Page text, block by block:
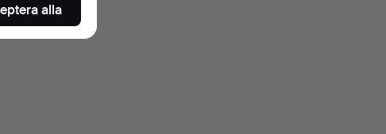
alla